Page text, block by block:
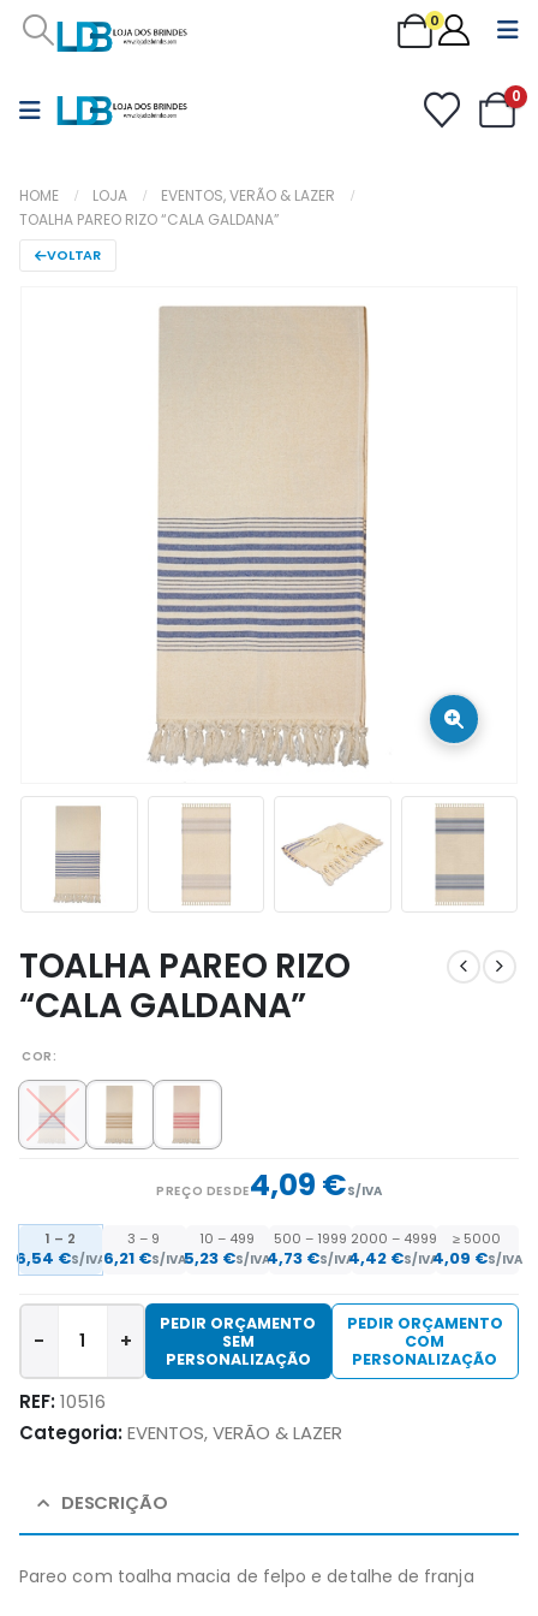
0
0
HOME LOJA
EVENTOS, VERÃO & LAZER
TOALHA PAREO RIZO “CALA GALDANA”
VOLTAR
TOALHA PAREO RIZO
“CALA GALDANA”
COR
PREÇO DESDE4,09 €S/IVA
1 – 2
6,54 €S/IVA
3 – 9
6,21 €S/IVA
10 – 499
5,23 €S/IVA
500 – 1999
4,73 €S/IVA
2000 – 4999
4,42 €S/IVA
≥ 5000
4,09 €S/IVA
- +
PEDIR ORÇAMENTO
SEM
PERSONALIZAÇÃO
PEDIR ORÇAMENTO
COM
PERSONALIZAÇÃO
REF:10516
Categoria:EVENTOS, VERÃO & LAZER
DESCRIÇÃO
Pareo com toalha macia de felpo e detalhe de franja